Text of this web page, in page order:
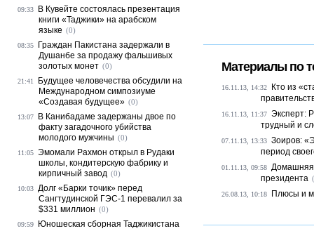
Материалы по
16.11.13, 14:32
Кто из
16.11.13, 11:37 Эксперт:
трудный и
07.11.13, 13:33 Зоиров:
период
01.11.13, 09:58 Домашняя
президента
26.08.13, 10:18 Плюсы и
09:33
В Кувейте состоялась презентация
книги «Таджики» на арабском
языке (0)
08:35
Граждан Пакистана задержали в
Душанбе за продажу фальшивых
золотых монет (0)
21:41
Будущее человечества обсудили на
Международном симпозиуме
«Создавая будущее» (0)
13:07
В Канибадаме задержаны двое по
факту загадочного убийства
молодого мужчины (0)
11:05 Эмомали Рахмон открыл в Рудаки
школы, кондитерскую фабрику и
кирпичный завод (0)
10:03 Долг «Барки точик» перед
Сангтудинской ГЭС-1 перевалил за
$331 миллион (0)
09:59
Юношеская сборная Таджикистана